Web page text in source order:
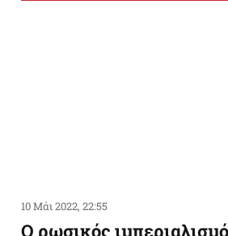
10 Μάι 2022, 22:55
Ο ρωσικός